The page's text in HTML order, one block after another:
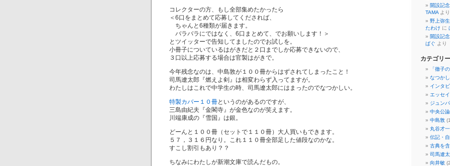
コレクターの方、もし全部集めたかったら
＜6口をまとめて応募してくだされば、
ちゃんと6種類が届きます。
バラバラにではなく、6口まとめて、でお願いします！＞
とツイッターで告知してましたのでお試しを。
小冊子についているはがきだと２口までしか応募できないので、
３口以上応募する場合は官製はがきで。
今年残念なのは、中島敦が１００冊からはずされてしまったこと！
司馬遼太郎『燃えよ剣』は相変わらず入ってますが。
わたしはこれで中学生の時、司馬遼太郎にはまったのでなつかしい。
特製カバー１０冊というのがあるのですが、
三島由紀夫『金閣寺』が金色なのが笑えます。
川端康成の『雪国』は銀。
どーんと１００冊（セットで１１０冊）大人買いもできます。
５７，３１６円なり。これ１１０冊全部足した値段なのかな。
すこし割引もあり？？
ちなみにわたしが新潮文庫で読んだもの。
開設記
TAMA より
野上弥
たわけ に
開設記
ぱぐ より
カテゴリー
「徹子
なつか
インタ
エッセイ
ジュン
中央公論
中島敦
丸谷才一
伝記・
古典を
司馬遼
向井敏